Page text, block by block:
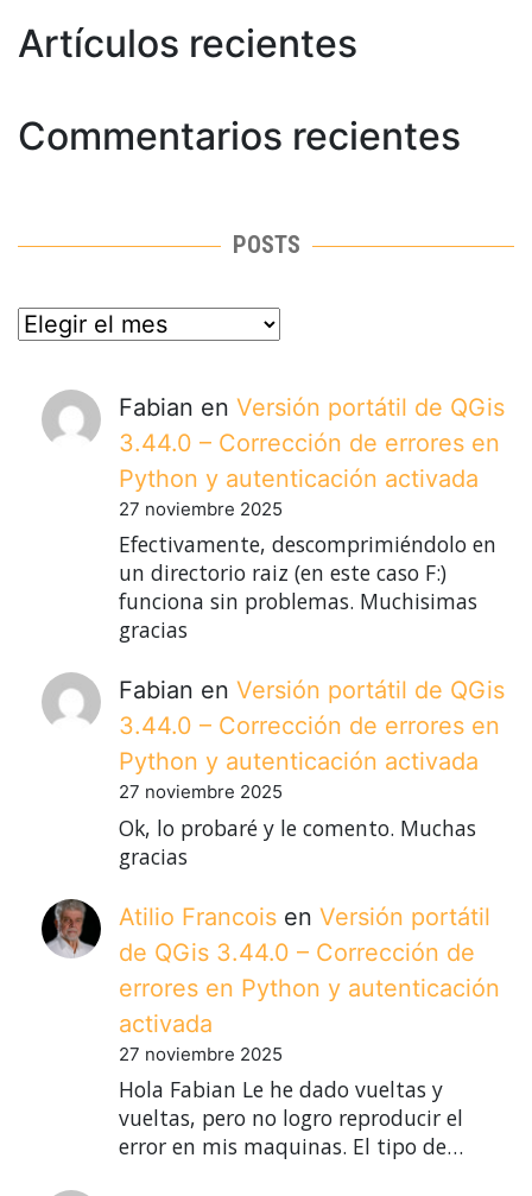
Artículos recientes
Commentarios recientes
POSTS
posts
Fabian en Versión portátil de QGis
3.44.0 – Corrección de errores en
Python y autenticación activada
27 noviembre 2025
Efectivamente, descomprimiéndolo en
un directorio raiz (en este caso F:)
funciona sin problemas. Muchisimas
gracias
Fabian en Versión portátil de QGis
3.44.0 – Corrección de errores en
Python y autenticación activada
27 noviembre 2025
Ok, lo probaré y le comento. Muchas
gracias
Atilio Francois en Versión portátil
de QGis 3.44.0 – Corrección de
errores en Python y autenticación
activada
27 noviembre 2025
Hola Fabian Le he dado vueltas y
vueltas, pero no logro reproducir el
error en mis maquinas. El tipo de…